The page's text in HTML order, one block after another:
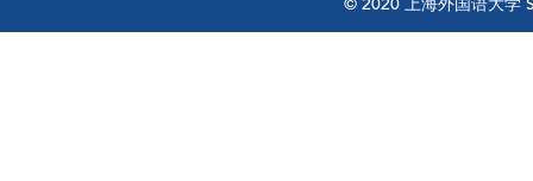
© 2020 上海外国语大学